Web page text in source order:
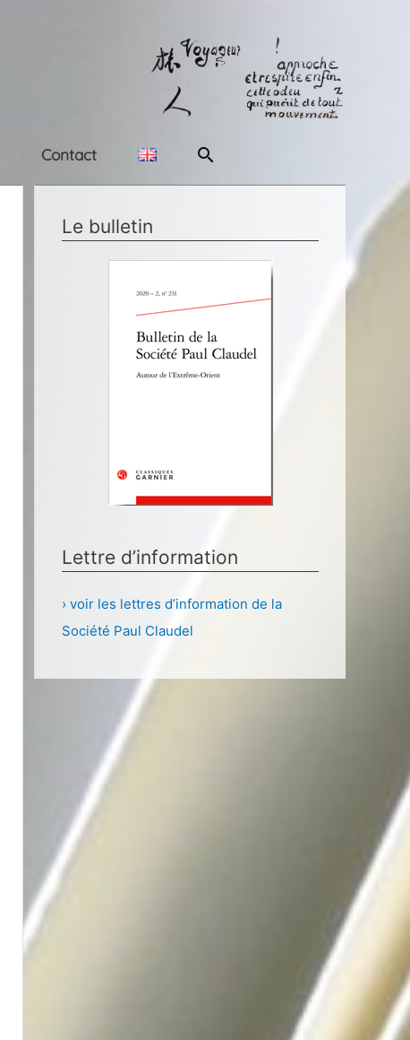
Contact Rechercher
Le bulletin
Lettre d’information
› voir les lettres d’information de la
Société Paul Claudel